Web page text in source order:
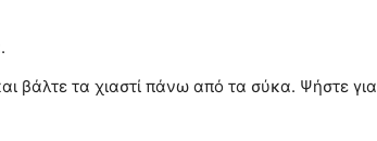
βάλτε τα χιαστί πάνω από τα σύκα. Ψήστε για